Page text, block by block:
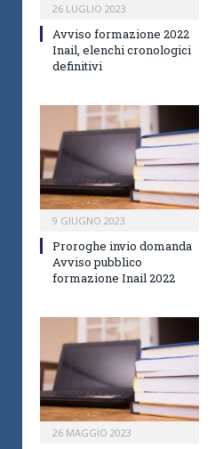
26 LUGLIO 2023
Avviso formazione 2022
Inail, elenchi cronologici
definitivi
9 GIUGNO 2023
Proroghe invio domanda
Avviso pubblico
formazione Inail 2022
26 MAGGIO 2023